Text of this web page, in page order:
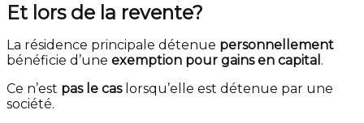
Et lors de la revente?
La résidence principale détenue personnellement
bénéficie d’une exemption pour gains en capital .
Ce n’est pas le caslorsqu’elle est détenue par une
société.